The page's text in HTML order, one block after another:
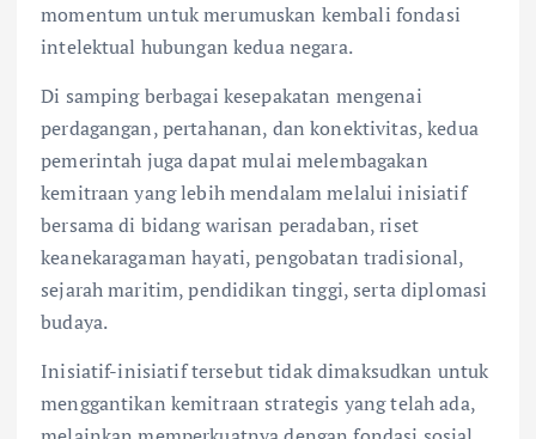
momentum untuk merumuskan kembali fondasi
intelektual hubungan kedua negara.
Di samping berbagai kesepakatan mengenai
perdagangan, pertahanan, dan konektivitas, kedua
pemerintah juga dapat mulai melembagakan
kemitraan yang lebih mendalam melalui inisiatif
bersama di bidang warisan peradaban, riset
keanekaragaman hayati, pengobatan tradisional,
sejarah maritim, pendidikan tinggi, serta diplomasi
budaya.
Inisiatif-inisiatif tersebut tidak dimaksudkan untuk
menggantikan kemitraan strategis yang telah ada,